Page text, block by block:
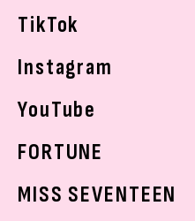
TikTok
Instagram
YouTube
FORTUNE
MISS SEVENTEEN